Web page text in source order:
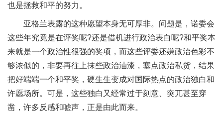
也是拯救和平的努力。
亚格兰表露的这种愿望本身无可厚非。问题是，诺委会
这些年究竟是在评奖呢?还是借机进行政治表白呢?和平奖本
来就是一个政治性很强的奖项，而这些评委还嫌政治色彩不
够浓似的，非要再往上抹些政治油漆，塞点政治私货，结果
把好端端一个和平奖，硬生生变成对国际热点的政治独白和
许愿场所。可是，这些独白又经常过于刻意、突兀甚至穿
凿，许多反感和嘘声，正是由此而来。